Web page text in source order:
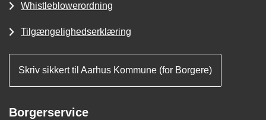
Whistleblowerordning
Tilgængelighedserklæring
Skriv sikkert til Aarhus Kommune (for Borgere)
Borgerservice